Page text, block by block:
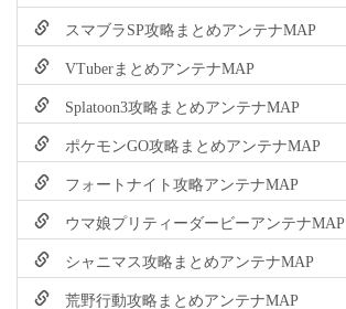
スマブラSP攻略まとめアンテナMAP
VTuberまとめアンテナMAP
Splatoon3攻略まとめアンテナMAP
ポケモンGO攻略まとめアンテナMAP
フォートナイト攻略アンテナMAP
ウマ娘プリティーダービーアンテナMAP
シャニマス攻略まとめアンテナMAP
荒野行動攻略まとめアンテナMAP